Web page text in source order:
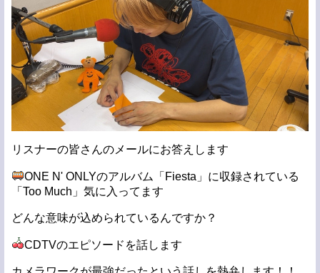
リスナーの皆さんのメールにお答えします
ONE N' ONLYのアルバム「Fiesta」に収録されている
「Too Much」気に入ってます
どんな意味が込められているんですか？
CDTVのエピソードを話します